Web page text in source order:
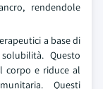
rendendole
a base di
Questo
corpo e riduce al
Questi